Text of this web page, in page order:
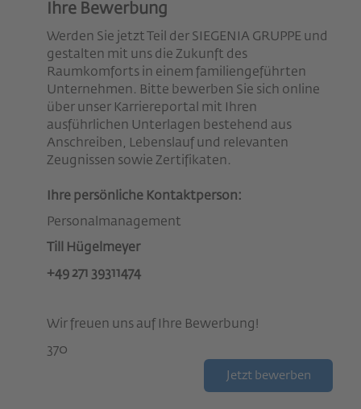
Ihre Bewerbung
Werden Sie jetzt Teil der SIEGENIA GRUPPE und
gestalten mit uns die Zukunft des
Raumkomforts in einem familiengeführten
Unternehmen. Bitte bewerben Sie sich online
über unser Karriereportal mit Ihren
ausführlichen Unterlagen bestehend aus
Anschreiben, Lebenslauf und relevanten
Zeugnissen sowie Zertifikaten.
Ihre persönliche Kontaktperson:
Personalmanagement
Till Hügelmeyer
+49 271 39311474
Wir freuen uns auf Ihre Bewerbung!
370
Jetzt bewerben